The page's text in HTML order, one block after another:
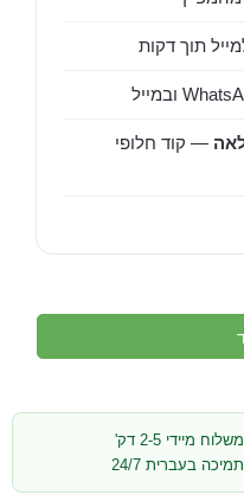
תוך דקות
— קוד חלופי
משלוח מיידי 2-5 דק'
תמיכה בעברית 24/7